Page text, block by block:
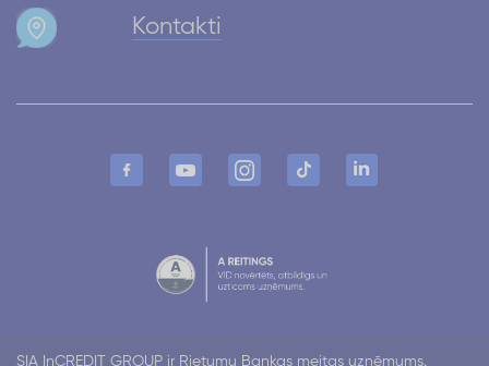
Kontakti
SIA InCREDIT GROUP ir Rietumu Bankas meitas uzņēmums.